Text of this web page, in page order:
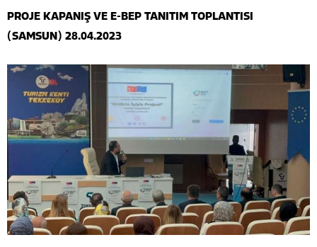
PROJE KAPANIŞ VE E-BEP TANITIM TOPLANTISI
(SAMSUN) 28.04.2023